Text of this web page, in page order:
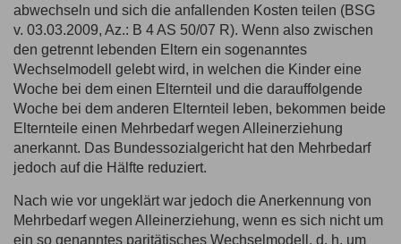
abwechseln und sich die anfallenden Kosten teilen (BSG
v. 03.03.2009, Az.: B 4 AS 50/07 R). Wenn also zwischen
den getrennt lebenden Eltern ein sogenanntes
Wechselmodell gelebt wird, in welchen die Kinder eine
Woche bei dem einen Elternteil und die darauffolgende
Woche bei dem anderen Elternteil leben, bekommen beide
Elternteile einen Mehrbedarf wegen Alleinerziehung
anerkannt. Das Bundessozialgericht hat den Mehrbedarf
jedoch auf die Hälfte reduziert.
Nach wie vor ungeklärt war jedoch die Anerkennung von
Mehrbedarf wegen Alleinerziehung, wenn es sich nicht um
ein so genanntes paritätisches Wechselmodell, d. h. um